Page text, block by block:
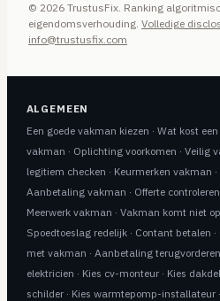
© 2026 TrustusFix. Ranking
eigendomsverhouding. Volledige
info@trustusfix.com
ALGEMEEN
Een goede vakman kiezen · Wat kost
vakman · Oplichting voorkomen · Veilig
legitiem checken · Keurmerken vakman ·
Aanbetaling vakman · Offerte controleren
Meerwerk vakman · Vakman komt niet
Spoedtoeslag redelijk· Contant betalen ·
met vakman · Aanbetaling terugvorderen
elektricien · Kies cv-monteur· Kies
schilder· Kies warmtepomp-installateur·